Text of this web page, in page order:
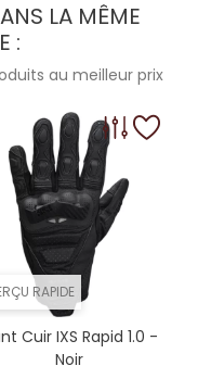
LA MÊME
:
au meilleur prix
RAPIDE
Cuir IXS Rapid 1.0 -
Noir